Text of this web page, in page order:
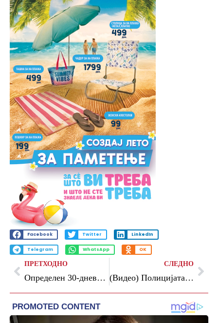
Facebook Twitter LinkedIn
Telegram WhatsApp OK
ПРЕТХОДНО
Определен 30-дневен притвор за возачот на камион што усмрти четворица
СЛЕДНО
(Видео) Полицијата се пресметува со демонстрантите, во Белград одекнуваат експлозии